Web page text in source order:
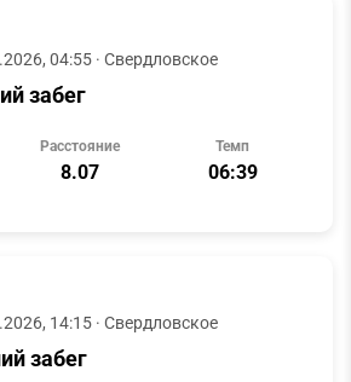
04:55 · Свердловское
забег
Расстояние
8.07
Темп
06:39
14:15 · Свердловское
забег